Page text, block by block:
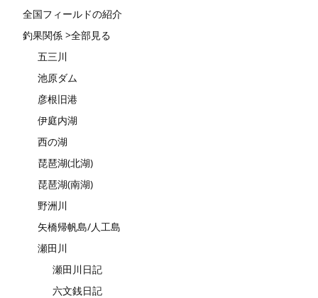
全国フィールドの紹介
釣果関係 >全部見る
五三川
池原ダム
彦根旧港
伊庭内湖
西の湖
琵琶湖(北湖)
琵琶湖(南湖)
野洲川
矢橋帰帆島/人工島
瀬田川
瀬田川日記
六文銭日記